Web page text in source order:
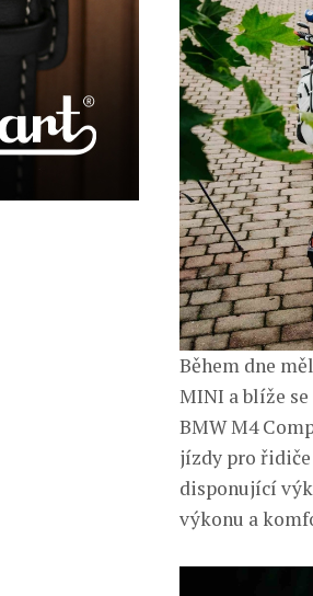
Během dne
MINI a blíže
BMW M4
jízdy pro
disponující
výkonu a